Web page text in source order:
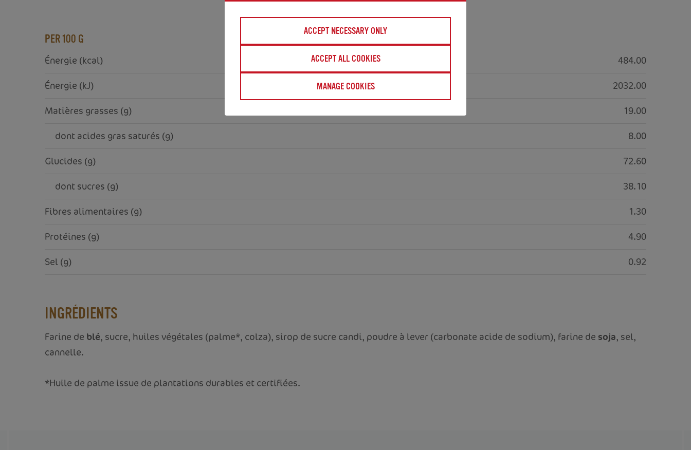
PER 100 G
Énergie (kcal) 484.00
Énergie (kJ) 2032.00
Matières grasses (g) 19.00
     dont acides gras saturés (g)
8.00
Glucides (g) 72.60
     dont sucres (g)
38.10
Fibres alimentaires (g) 1.30
Protéines (g) 4.90
Sel (g) 0.92
INGRÉDIENTS
Farine de blé, sucre, huiles végétales (palme*, colza), sirop de sucre candi, poudre à lever (carbonate acide de sodium), farine de soja, sel,
cannelle.
*Huile de palme issue de plantations durables et certifiées.
ACCEPT NECESSARY ONLY
ACCEPT ALL COOKIES
MANAGE COOKIES